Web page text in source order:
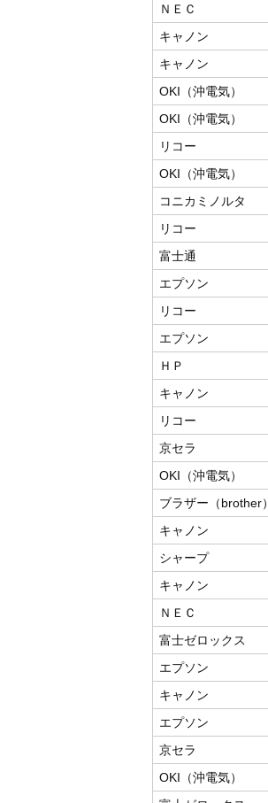
ＮＥＣ
キャノン
キャノン
OKI（沖電気）
OKI（沖電気）
リコー
OKI（沖電気）
コニカミノルタ
リコー
富士通
エプソン
リコー
エプソン
ＨＰ
キャノン
リコー
京セラ
OKI（沖電気）
ブラザー（brother）
キャノン
シャープ
キャノン
ＮＥＣ
富士ゼロックス
エプソン
キャノン
エプソン
京セラ
OKI（沖電気）